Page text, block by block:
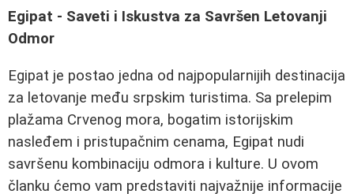
Egipat - Saveti i Iskustva za Savršen Letovanji
Odmor
Egipat je postao jedna od najpopularnijih destinacija
za letovanje među srpskim turistima. Sa prelepim
plažama Crvenog mora, bogatim istorijskim
nasleđem i pristupačnim cenama, Egipat nudi
savršenu kombinaciju odmora i kulture. U ovom
članku ćemo vam predstaviti najvažnije informacije